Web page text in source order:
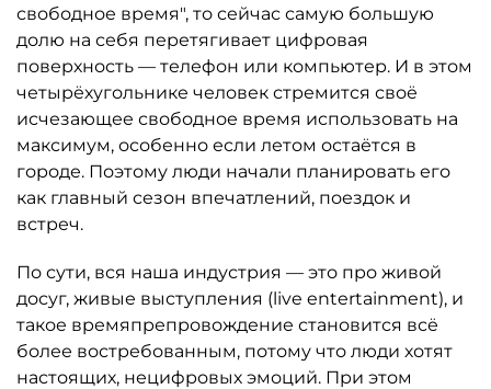
свободное время", то сейчас самую большую
долю на себя перетягивает цифровая
поверхность — телефон или компьютер. И в этом
четырёхугольнике человек стремится своё
исчезающее свободное время использовать на
максимум, особенно если летом остаётся в
городе. Поэтому люди начали планировать его
как главный сезон впечатлений, поездок и
встреч.
По сути, вся наша индустрия — это про живой
досуг, живые выступления (live entertainment), и
такое времяпрепровождение становится всё
более востребованным, потому что люди хотят
настоящих, нецифровых эмоций. При этом